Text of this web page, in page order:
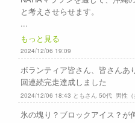
と考えさせらせます。
...
もっと見る
2024/12/06 19:09
ボランティア皆さん、皆さんあ
回連続完走達成しました
2024/12/06 18:43 ともさん 50代 男性（
氷の塊り？ブロックアイス？が